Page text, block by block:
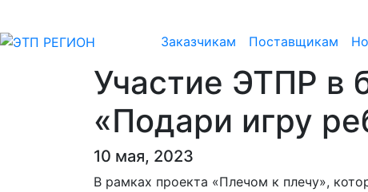
Заказчикам Поставщикам
Участие ЭТПР в
«Подари игру
10 мая, 2023
В рамках проекта «Плечом к плечу»,